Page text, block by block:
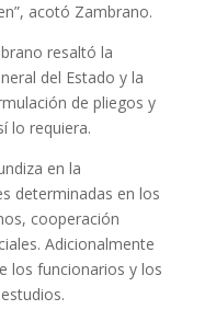
acotó Zambrano.
resaltó la
del Estado y la
de pliegos y
lo requiera.
en la
determinadas en los
cooperación
Adicionalmente
los funcionarios y los